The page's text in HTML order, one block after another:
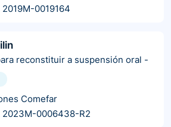
2019M-0019164
reconstituir a suspensión oral -
Comefar
2023M-0006438-R2